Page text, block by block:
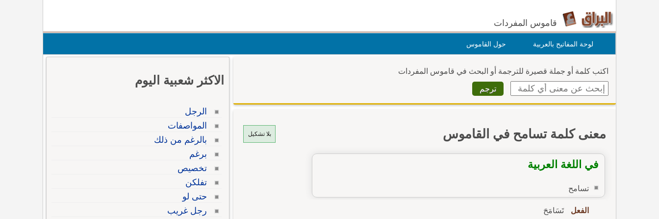
قاموس المفردات
لوحة المفاتيح بالعربية حول القاموس
اكتب كلمة أو جملة قصيرة للترجمة أو البحث في قاموس المفردات
بلا تشكيل معنى كلمة تسامح في القاموس
في اللغة العربية
تسامح
الفعل تَسَامَحَ
الاكثر شعبية اليوم
الرجل
المواصفات
بالرغم من ذلك
برغم
تخصيص
تفلكن
حتى لو
رجل غريب